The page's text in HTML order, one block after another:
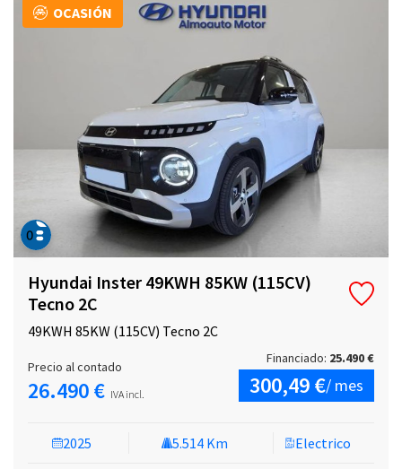
OCASIÓN
Hyundai Inster 49KWH 85KW (115CV)
Tecno 2C
49KWH 85KW (115CV) Tecno 2C
2025 5.514 Km Electrico
Precio al contado
26.490 € IVA incl.
Financiado: 25.490 €
300,49 €/ mes